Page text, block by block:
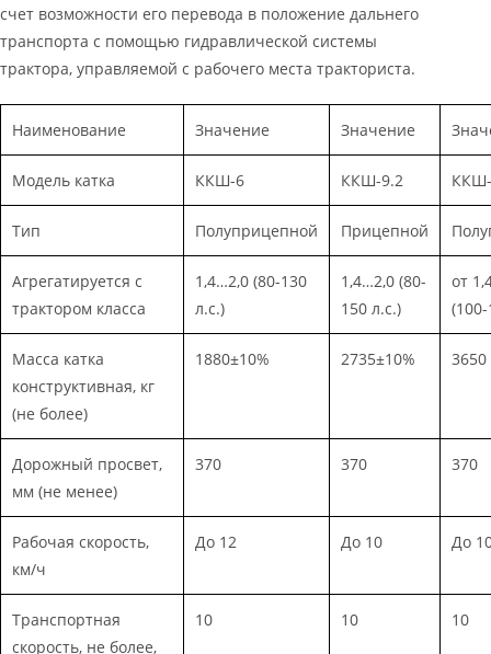
счет возможности его перевода в положение дальнего
транспорта с помощью гидравлической системы
трактора, управляемой с рабочего места тракториста.
Наименование Значение Значение
Модель катка ККШ-6 ККШ-9.2
Тип Полуприцепной Прицепной
Агрегатируется с
трактором класса
1,4…2,0 (80-130
л.с.)
1,4…2,0 (80-
150 л.с.)
от
Масса катка
конструктивная, кг
(не более)
1880±10% 2735±10% 3650
Дорожный просвет,
мм (не менее)
370 370 370
Рабочая скорость,
км/ч
До 12 До 10 До
Транспортная
скорость, не более,
10 10 10